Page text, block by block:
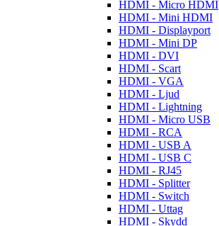
HDMI - Micro HDMI
HDMI - Mini HDMI
HDMI - Displayport
HDMI - Mini DP
HDMI - DVI
HDMI - Scart
HDMI - VGA
HDMI - Ljud
HDMI - Lightning
HDMI - Micro USB
HDMI - RCA
HDMI - USB A
HDMI - USB C
HDMI - RJ45
HDMI - Splitter
HDMI - Switch
HDMI - Uttag
HDMI - Skydd